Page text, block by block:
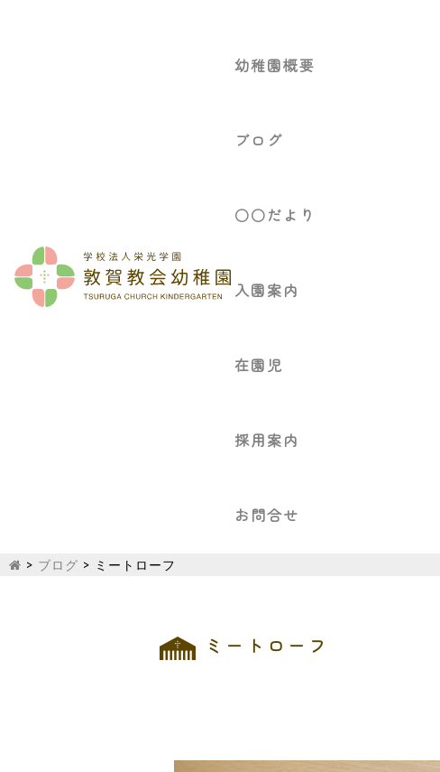
幼稚園概要
ブログ
○○だより
入園案内
在園児
採用案内
お問合せ
> ブログ > ミートローフ
ミートローフ